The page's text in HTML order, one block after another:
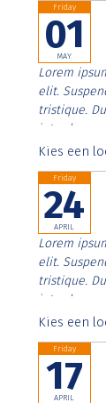
Friday
01
MAY
Lorem
elit.
tristique.
interdum
Aenean
Kies een
Friday
24
APRIL
Lorem
elit.
tristique.
interdum
Aenean
Kies een
Friday
17
APRIL